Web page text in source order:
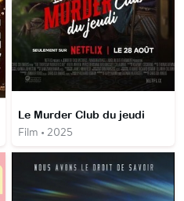
Le Murder Club du jeudi
Film • 2025